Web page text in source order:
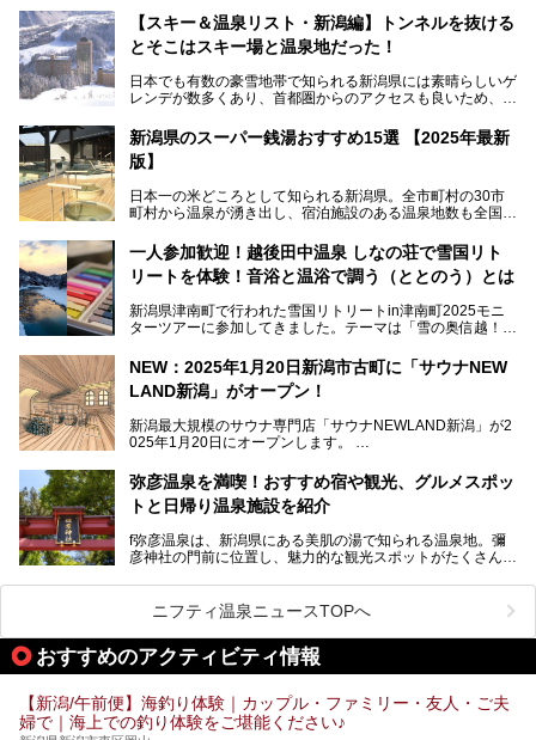
【スキー＆温泉リスト・新潟編】トンネルを抜ける
とそこはスキー場と温泉地だった！
日本でも有数の豪雪地帯で知られる新潟県には素晴らしいゲ
レンデが数多くあり、首都圏からのアクセスも良いため、関
た全域にわたって月岡、赤倉、松之山、燕、妙高、岩室など
など、古くは文豪にも愛された歴史ある老舗温泉地が多いこ
とで知られています。
めに訪れたい、新潟県内にあるスキー場そばの温泉地をまと
めました。
新潟県のスーパー銭湯おすすめ15選 【2025年最新
版】
日本一の米どころとして知られる新潟県。全市町村の30市
町村から温泉が湧き出し、宿泊施設のある温泉地数も全国有
温泉が利用ができる宿泊施設も多く、スーパー銭湯も多彩な
サービスを提供する施設がいろいろ。
観光やレジャーに温泉を組み合わせれば、旅はさらに充実し
します。
一人参加歓迎！越後田中温泉 しなの荘で雪国リト
リートを体験！音浴と温浴で調う（ととのう）とは
新潟県津南町で行われた雪国リトリートin津南町2025モニ
ターツアーに参加してきました。テーマは「雪の奥信越！音
温泉ライターとして「温浴」は頻繁に体験していますが、
「音浴」とは果たしてどんな体験なのでしょう？とても気に
なお、宿泊した温泉は日帰り入浴もできる秘湯「越後田中温
泉 しなの荘」です。こちらについても詳しく紹介します。
提供元：一般社団法人 雪国観光舎【PR】
す。
NEW：2025年1月20日新潟市古町に「サウナNEW
LAND新潟」がオープン！
新潟最大規模のサウナ専門店「サウナNEWLAND新潟」が2
025年1月20日にオープンします。
街に再び笑顔と賑わいを取り戻し、新たなランドマークとし
て地域活性化を目指します。
サウナ室のテーマは「海賊船」‥⁉ ユニークなサウナ室を
弥彦温泉を満喫！おすすめ宿や観光、グルメスポッ
トと日帰り温泉施設を紹介
f弥彦温泉は、新潟県にある美肌の湯で知られる温泉地。彌
彦神社の門前に位置し、魅力的な観光スポットがたくさんあ
この記事では、弥彦温泉の宿泊に最適なおすすめ宿や、日帰
り施設、グルメスポット、弥彦の自然を堪能できる観光スポ
ットをご紹介します。初めての弥彦温泉旅行を計画している
方に向けて、弥彦温泉の魅力を存分にお伝えしますので、ぜ
ひ参考にしてみてくださいね！
ニフティ温泉ニュースTOPへ
おすすめのアクティビティ情報
【新潟/午前便】海釣り体験｜カップル・ファミリー・友人・ご夫
婦で｜海上での釣り体験をご堪能ください♪